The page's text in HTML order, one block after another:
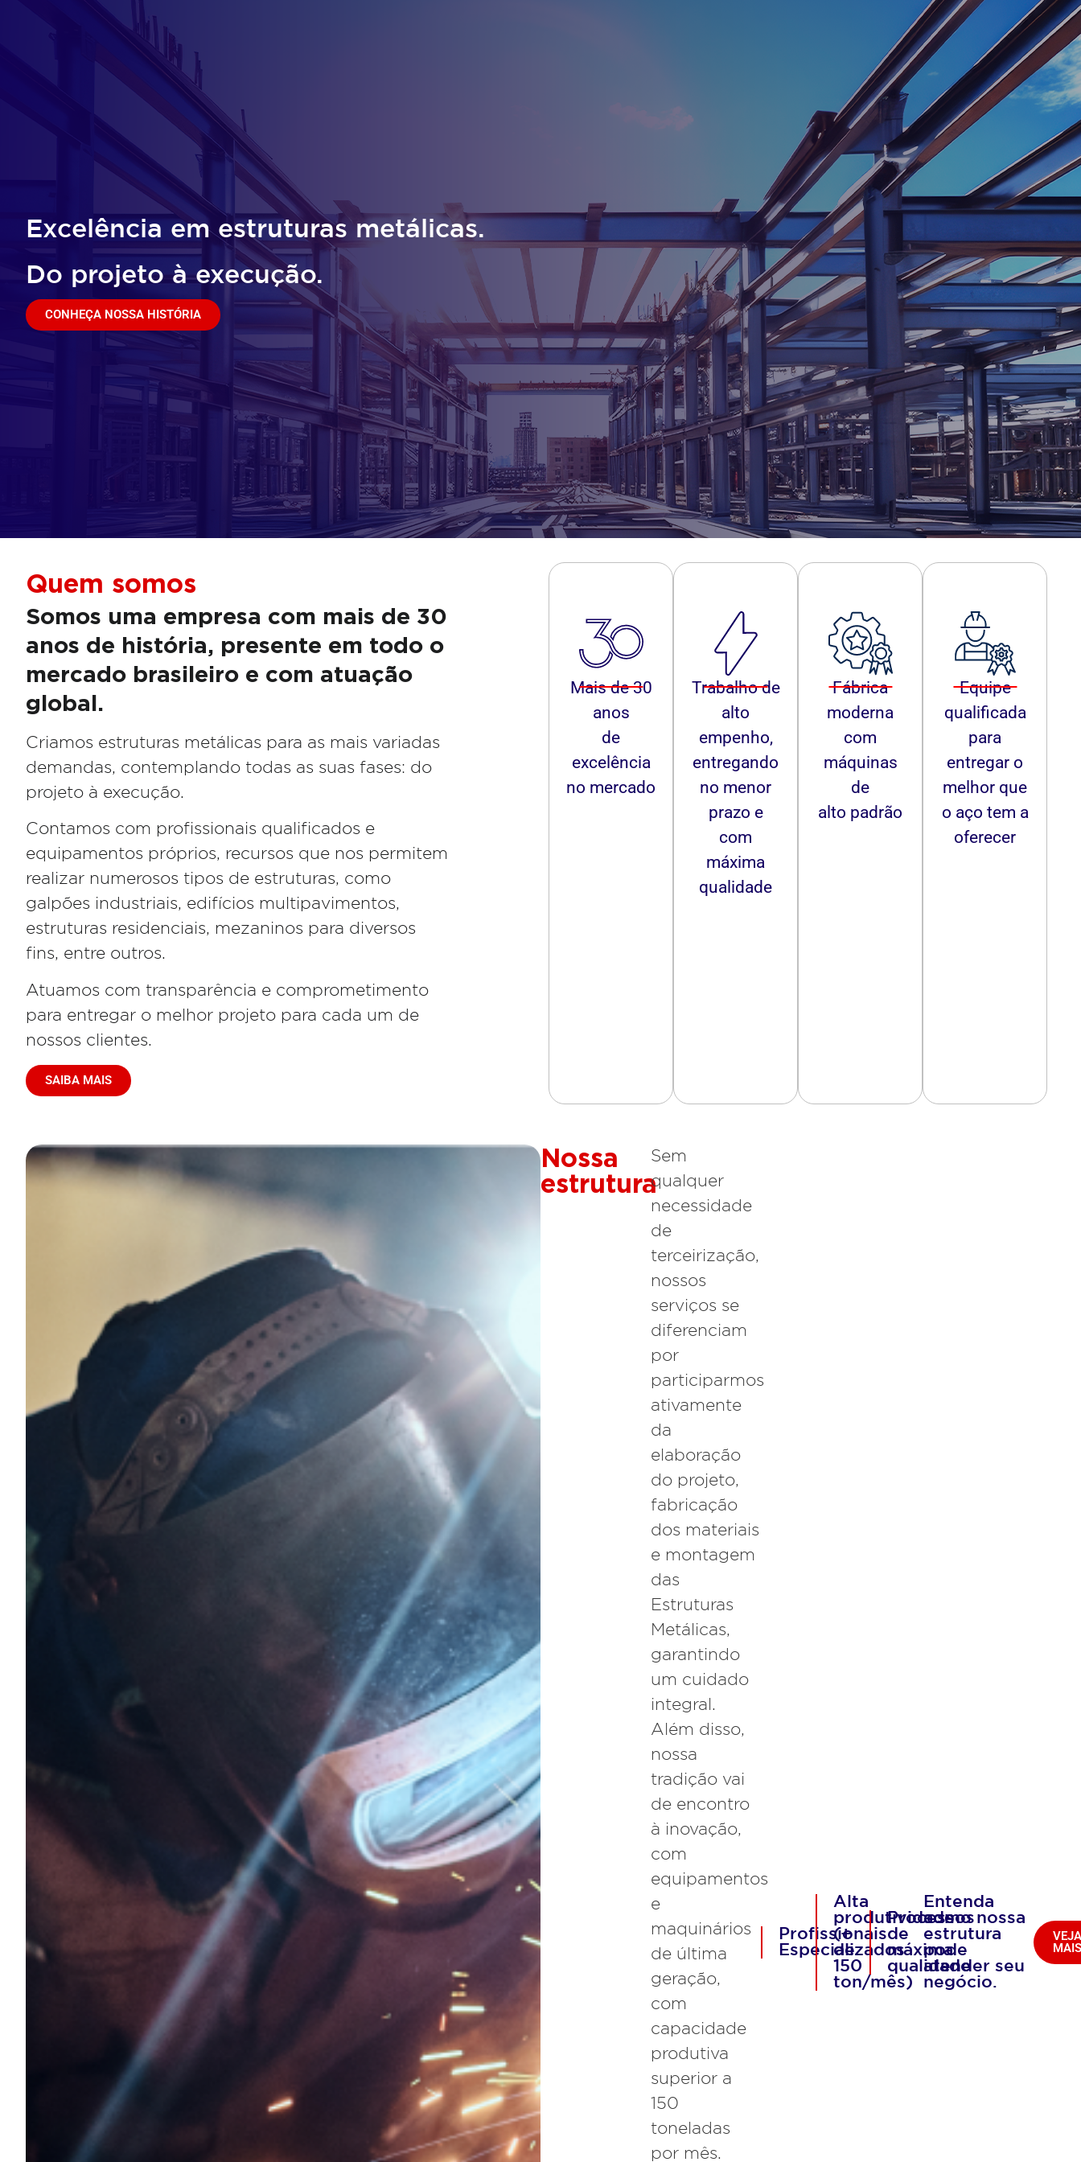
Excelência em estruturas metálicas.
Do projeto à execução.
CONHEÇA NOSSA HISTÓRIA
Quem somos
Somos uma empresa com mais de 30
anos de história, presente em todo o
mercado brasileiro e com atuação
global.
Criamos estruturas metálicas para as mais variadas
demandas, contemplando todas as suas fases: do
projeto à execução.
Contamos com profissionais qualificados e
equipamentos próprios, recursos que nos permitem
realizar numerosos tipos de estruturas, como
galpões industriais, edifícios multipavimentos,
estruturas residenciais, mezaninos para diversos
fins, entre outros.
Atuamos com transparência e comprometimento
para entregar o melhor projeto para cada um de
nossos clientes.
SAIBA MAIS
Mais de 30
anos
de
excelência
no mercado
Trabalho de
alto
empenho,
entregando
no menor
prazo e
com
máxima
qualidade
Fábrica
moderna
com
máquinas
de
alto padrão
Equipe
qualificada
para
entregar o
melhor que
o aço tem a
oferecer
Nossa
estrutura
Sem
qualquer
necessidade
de
terceirização,
nossos
serviços se
diferenciam
por
participarmos
ativamente
da
elaboração
do projeto,
fabricação
dos materiais
e montagem
das
Estruturas
Metálicas,
garantindo
um cuidado
integral.
Além disso,
nossa
tradição vai
de encontro
à inovação,
com
equipamentos
e
maquinários
de última
geração,
com
capacidade
produtiva
superior a
150
toneladas
por mês.
Profissionais
Especializados
Alta
produtividade
(+
de
150
ton/mês)
Processos
de
máxima
qualidade
Entenda
como nossa
estrutura
pode
atender seu
negócio.